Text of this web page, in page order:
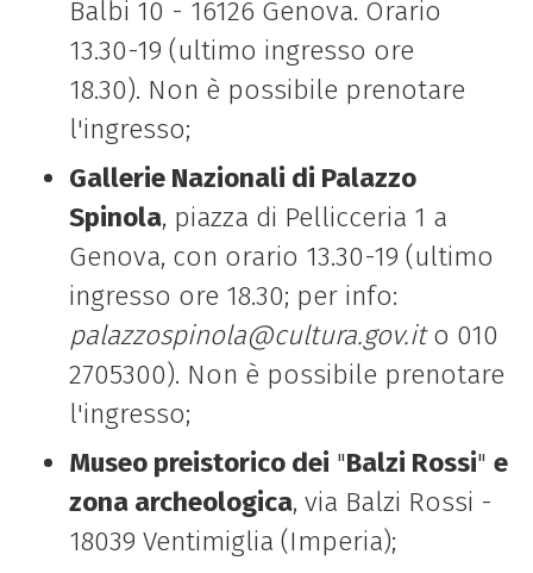
Balbi 10 - 16126 Genova. Orario
13.30-19 (ultimo ingresso ore
18.30). Non è possibile prenotare
l'ingresso;
Gallerie Nazionali di Palazzo
Spinola, piazza di Pellicceria 1 a
Genova, con orario 13.30-19 (ultimo
ingresso ore 18.30; per info:
palazzospinola@cultura.gov.ito 010
2705300). Non è possibile prenotare
l'ingresso;
Museo preistorico dei "Balzi Rossi" e
zona archeologica, via Balzi Rossi -
18039 Ventimiglia (Imperia);